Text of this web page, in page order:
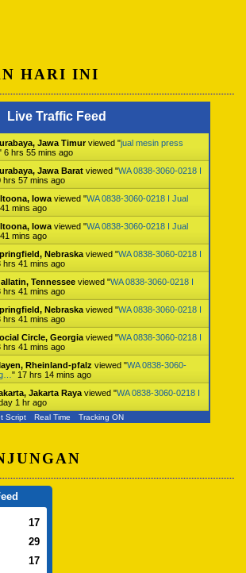
HARI INI
Live Traffic Feed
Jawa Timurviewed "jual mesin press
6 hrs 55 mins ago
Jawa Barat viewed "WA 0838-3060-0218 I
hrs 57 mins ago
Iowa viewed "WA 0838-3060-0218 I Jual
mins ago
Iowa viewed "WA 0838-3060-0218 I Jual
mins ago
Nebraska viewed "WA 0838-3060-0218 I
hrs 41 mins ago
Tennessee viewed "WA 0838-3060-0218 I
hrs 41 mins ago
Nebraska viewed "WA 0838-3060-0218 I
hrs 41 mins ago
Circle, Georgia viewed "WA 0838-3060-0218 I
hrs 41 mins ago
Rheinland-pfalz viewed "WA 0838-3060-
" 17 hrs 14 mins ago
Jakarta Raya viewed "WA 0838-3060-0218 I
1 hr ago
Script Real Time Tracking ON
17
29
17